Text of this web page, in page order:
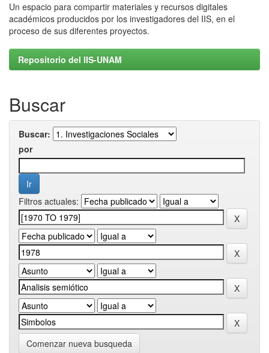
Un espacio para compartir materiales y recursos digitales
académicos producidos por los investigadores del IIS, en el
proceso de sus diferentes proyectos.
Repositorio del IIS-UNAM
Buscar
Buscar:
por
Filtros actuales:
Comenzar nueva busqueda